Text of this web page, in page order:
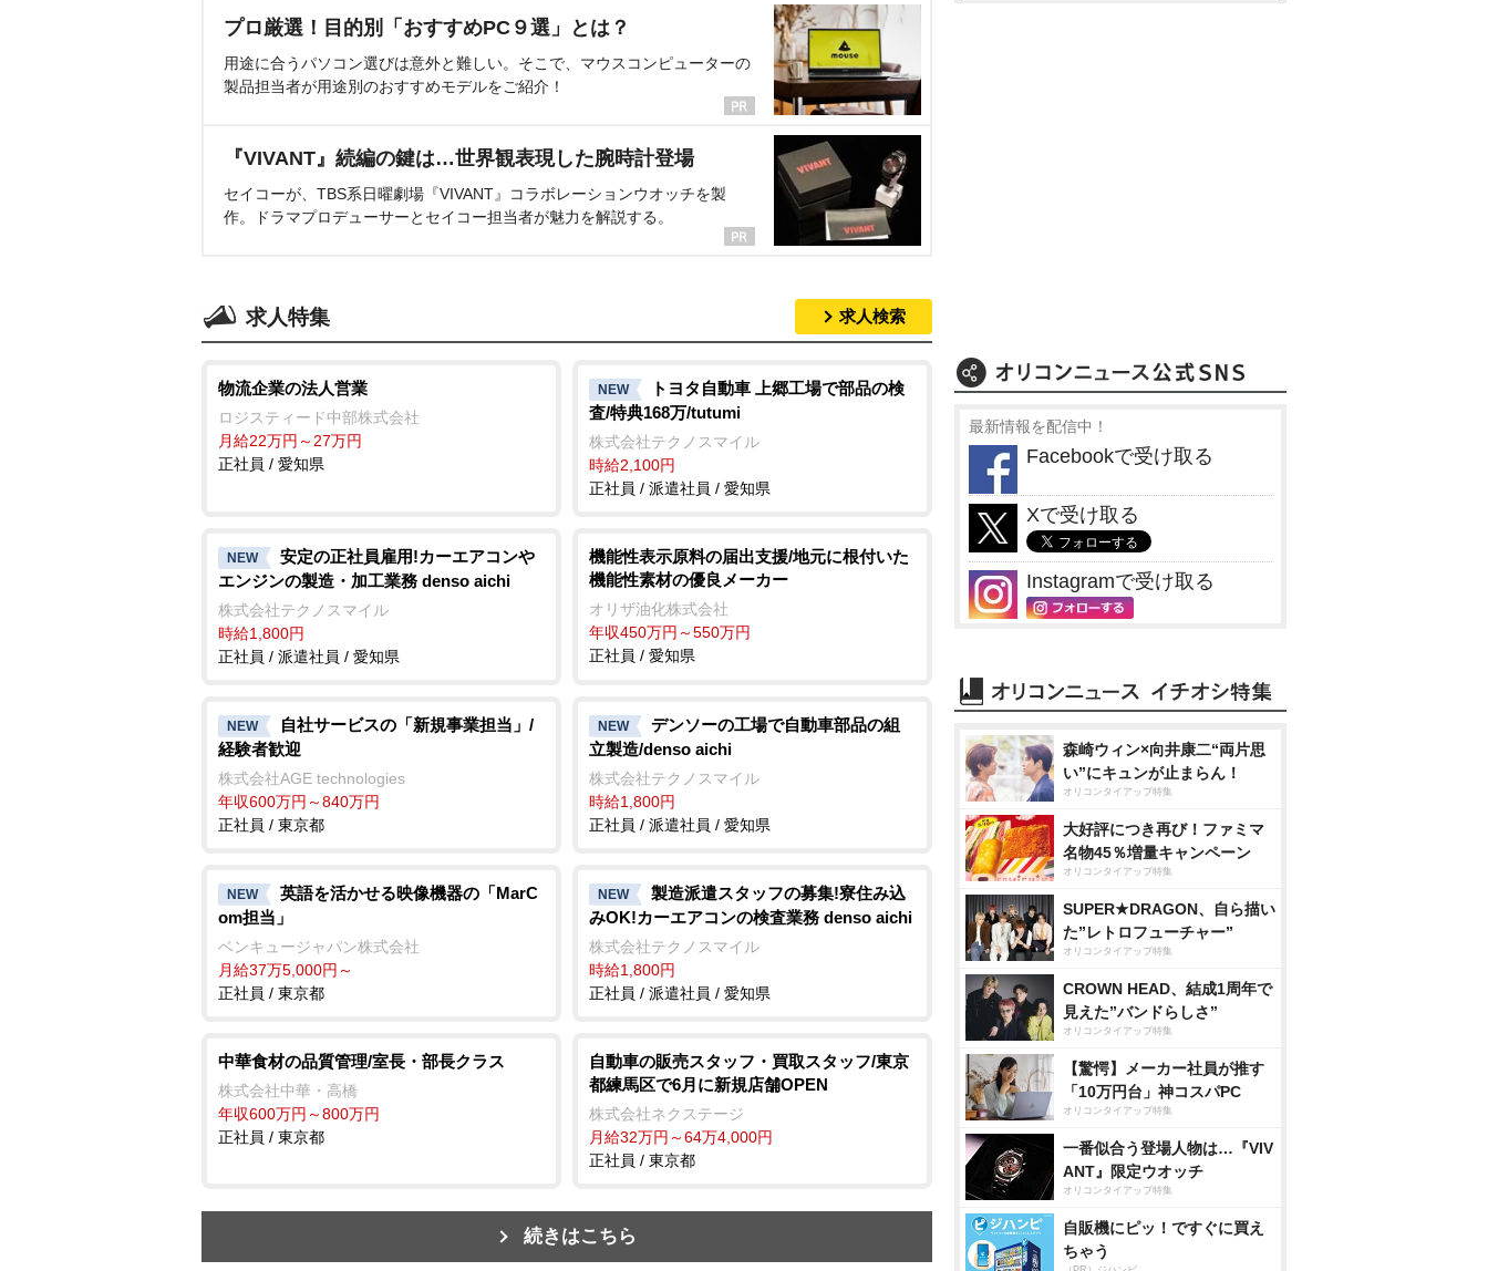
プロ厳選！目的別「おすすめPC９選」とは？
用途に合うパソコン選びは意外と難しい。そこで、マウスコンピューターの
製品担当者が用途別のおすすめモデルをご紹介！
『VIVANT』続編の鍵は…世界観表現した腕時計登場
セイコーが、TBS系日曜劇場『VIVANT』コラボレーションウオッチを製
作。ドラマプロデューサーとセイコー担当者が魅力を解説する。
求人特集 求人検索
物流企業の法人営業
ロジスティード中部株式会社
月給22万円～27万円
正社員 / 愛知県
NEW
トヨタ自動車 上郷工場で部品の検
査/特典168万/tutumi
株式会社テクノスマイル
時給2,100円
正社員 / 派遣社員 / 愛知県
NEW
安定の正社員雇用!カーエアコン
エンジンの製造・加工業務 denso aichi
株式会社テクノスマイル
時給1,800円
正社員 / 派遣社員 / 愛知県
機能性表示原料の届出支援/地元に根付いた
機能性素材の優良メーカー
オリザ油化株式会社
年収450万円～550万円
正社員 / 愛知県
NEW
自社サービスの「新規事業担当」/
経験者歓迎
株式会社AGE technologies
年収600万円～840万円
正社員 / 東京都
NEW
デンソーの工場で自動車部品の組
立製造/denso aichi
株式会社テクノスマイル
時給1,800円
正社員 / 派遣社員 / 愛知県
NEW
英語を活かせる映像機器の「MarC
om担当」
ベンキュージャパン株式会社
月給37万5,000円～
正社員 / 東京都
NEW
製造派遣スタッフの募集!寮住み込
みOK!カーエアコンの検査業務 denso aichi
株式会社テクノスマイル
時給1,800円
正社員 / 派遣社員 / 愛知県
中華食材の品質管理/室長・部長クラス
株式会社中華・高橋
年収600万円～800万円
正社員 / 東京都
自動車の販売スタッフ・買取スタッフ/東京
都練馬区で6月に新規店舗OPEN
株式会社ネクステージ
月給32万円～64万4,000円
正社員 / 東京都
続きはこちら
最新情報を配信中！
Facebookで受け取る
Xで受け取る
Instagramで受け取る
森崎ウィン×向井康二“両片思
い”にキュンが止まらん！
オリコンタイアップ特集
大好評につき再び！ファミマ
名物45％増量キャンペーン
オリコンタイアップ特集
SUPER★DRAGON、自ら描い
た”レトロフューチャー”
オリコンタイアップ特集
CROWN HEAD、結成1周年で
見えた”バンドらしさ”
オリコンタイアップ特集
【驚愕】メーカー社員が推す
「10万円台」神コスパPC
オリコンタイアップ特集
一番似合う登場人物は…『VIV
ANT』限定ウオッチ
オリコンタイアップ特集
自販機にピッ！ですぐに買え
ちゃう